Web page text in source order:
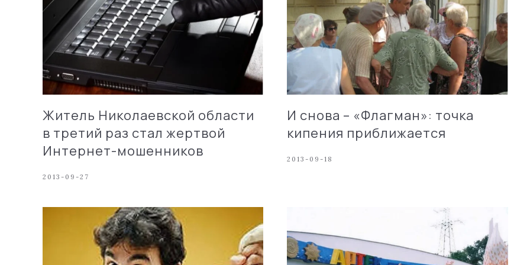
Житель Николаевской области
в третий раз стал жертвой
Интернет-мошенников
2013-09-27
И снова – «Флагман»: точка
кипения приближается
2013-09-18